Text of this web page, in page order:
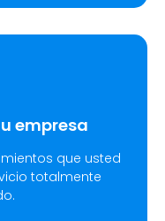
empresa
que usted
totalmente